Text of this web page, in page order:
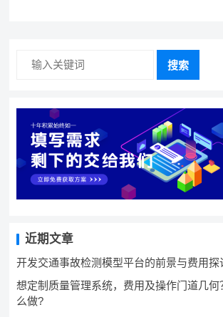
搜索
近期文章
开发交通事故检测模型平台的前景与费用探
想定制质量管理系统，费用及操作门道几何
么做?